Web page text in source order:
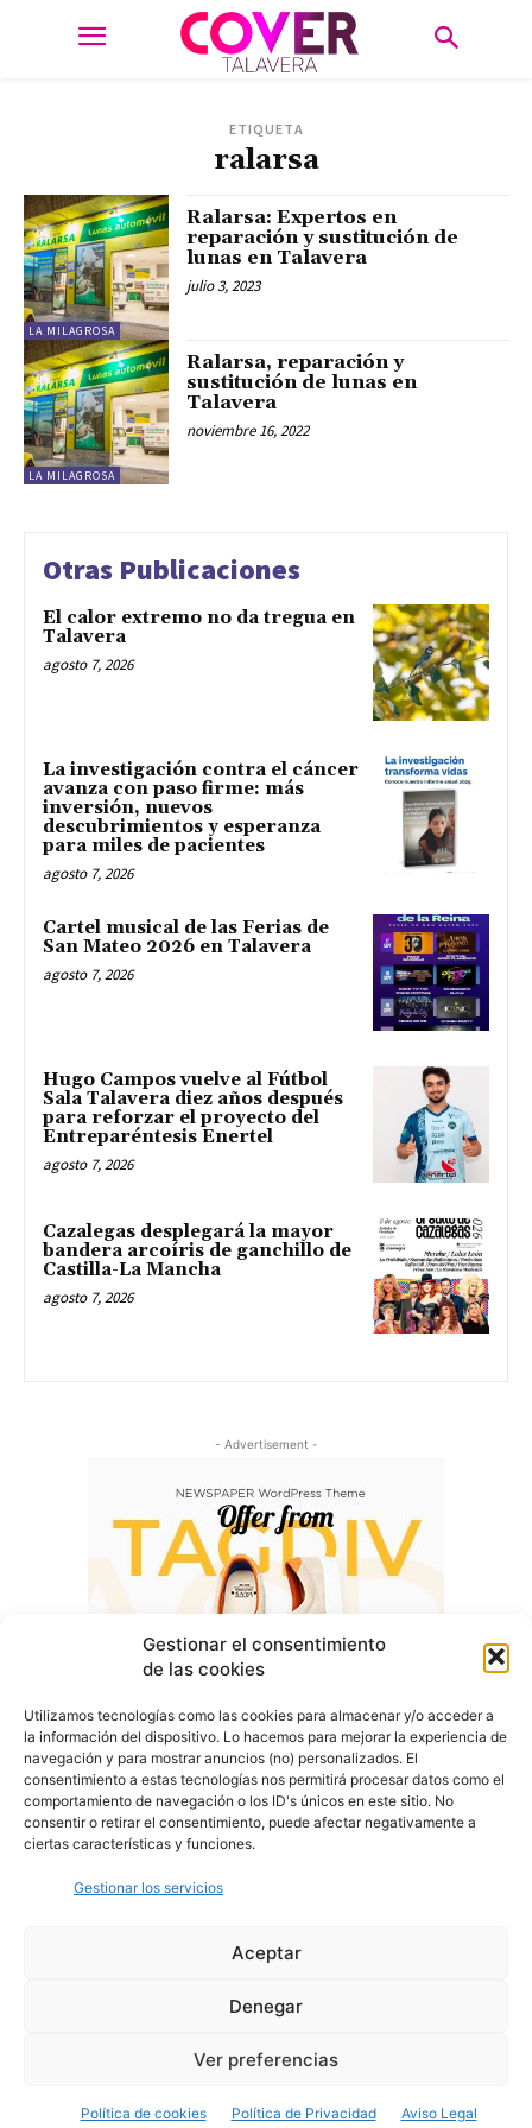
Gestionar el consentimiento
de las cookies
Utilizamos tecnologías como las cookies para almacenar y/o acceder a
la información del dispositivo. Lo hacemos para mejorar la experiencia de
navegación y para mostrar anuncios (no) personalizados. El
consentimiento a estas tecnologías nos permitirá procesar datos como el
comportamiento de navegación o los ID's únicos en este sitio. No
consentir o retirar el consentimiento, puede afectar negativamente a
ciertas características y funciones.
Gestionar los servicios
Aceptar
Denegar
Ver preferencias
Política de cookies Política de Privacidad Aviso Legal
ETIQUETA
ralarsa
LA MILAGROSA
Ralarsa: Expertos en
reparación y sustitución de
lunas en Talavera
julio 3, 2023
LA MILAGROSA
Ralarsa, reparación y
sustitución de lunas en
Talavera
noviembre 16, 2022
Otras Publicaciones
El calor extremo no da tregua en
Talavera
agosto 7, 2026
La investigación contra el cáncer
avanza con paso firme: más
inversión, nuevos
descubrimientos y esperanza
para miles de pacientes
agosto 7, 2026
Cartel musical de las Ferias de
San Mateo 2026 en Talavera
agosto 7, 2026
Hugo Campos vuelve al Fútbol
Sala Talavera diez años después
para reforzar el proyecto del
Entreparéntesis Enertel
agosto 7, 2026
Cazalegas desplegará la mayor
bandera arcoíris de ganchillo de
Castilla-La Mancha
agosto 7, 2026
- Advertisement -